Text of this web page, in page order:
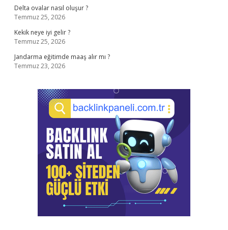
Delta ovalar nasıl oluşur ?
Temmuz 25, 2026
Kekik neye iyi gelir ?
Temmuz 25, 2026
Jandarma eğitimde maaş alır mı ?
Temmuz 23, 2026